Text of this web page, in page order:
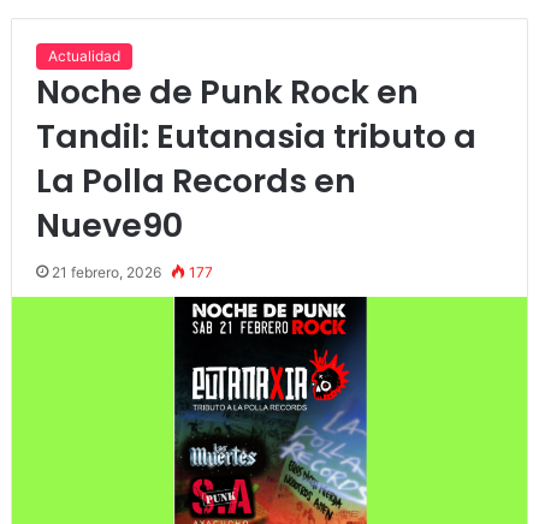
Actualidad
Noche de Punk Rock en
Tandil: Eutanasia tributo a
La Polla Records en
Nueve90
21 febrero, 2026 177